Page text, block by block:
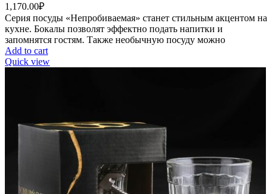
1,170.00₽
Серия посуды «Непробиваемая» станет стильным акцентом на
кухне. Бокалы позволят эффектно подать напитки и
запомнятся гостям. Также необычную посуду можно
Add to cart
Quick view